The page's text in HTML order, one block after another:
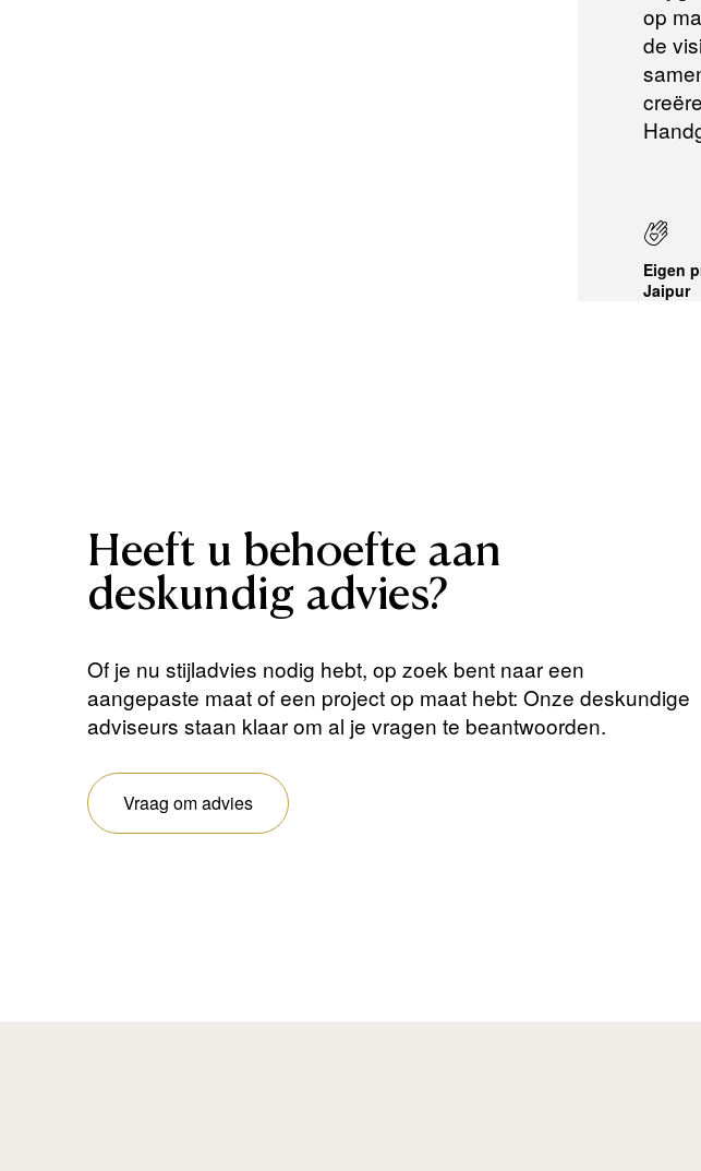
op
de
Eigen
Jaipur
Heeft u behoefte aan
deskundig advies?
Of je nu stijladvies nodig hebt, op zoek bent naar een
aangepaste maat of een project op maat hebt: Onze deskundige
adviseurs staan ​​klaar om al je vragen te beantwoorden.
Vraag om advies